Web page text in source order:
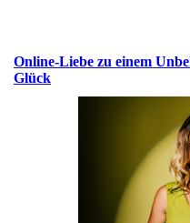
Online-Liebe zu einem
Glück